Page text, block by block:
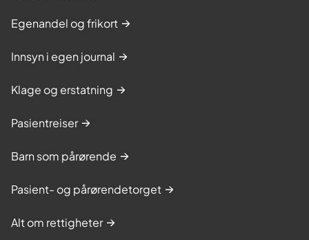
Egenandel og frikort
Innsyn i egen journal
Klage og erstatning
Pasientreiser
Barn som pårørende
Pasient- og pårørendetorget
Alt om rettigheter